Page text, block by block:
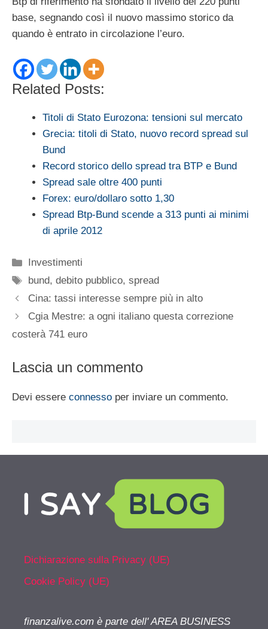
base, segnando così il nuovo massimo storico da
quando è entrato in circolazione l’euro.
Related Posts:
Titoli di Stato Eurozona: tensioni sul mercato
Grecia: titoli di Stato, nuovo record spread sul
Bund
Record storico dello spread tra BTP e Bund
Spread sale oltre 400 punti
Forex: euro/dollaro sotto 1,30
Spread Btp-Bund scende a 313 punti ai minimi
di aprile 2012
Categorie
Investimenti
Tag
bund,debito pubblico,spread
Cina: tassi interesse sempre più in alto
Cgia Mestre: a ogni italiano questa correzione
costerà 741 euro
Lascia un commento
Devi essere connesso per inviare un commento.
Dichiarazione sulla Privacy (UE)
Cookie Policy (UE)
finanzalive.com è parte dell' AREA BUSINESS